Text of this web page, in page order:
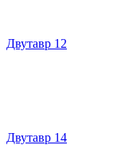
Двутавр 12
Двутавр 14